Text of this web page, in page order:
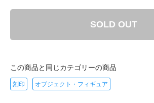
SOLD OUT
この商品と同じカテゴリーの商品
刻印 オブジェクト・フィギュア